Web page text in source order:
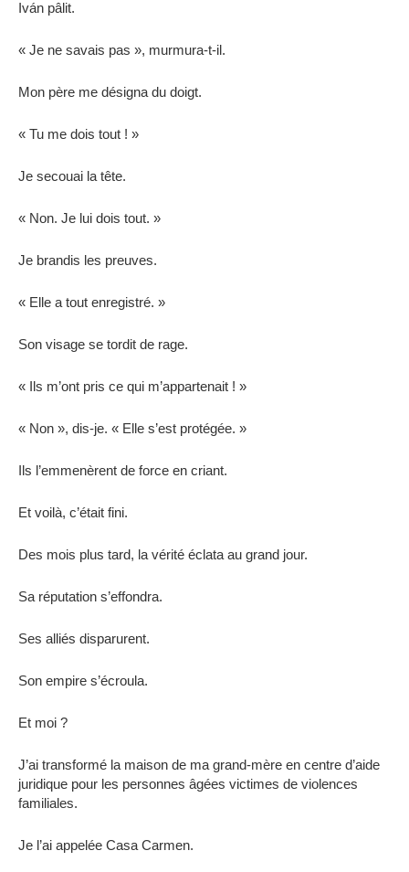
Iván pâlit.
« Je ne savais pas », murmura-t-il.
Mon père me désigna du doigt.
« Tu me dois tout ! »
Je secouai la tête.
« Non. Je lui dois tout. »
Je brandis les preuves.
« Elle a tout enregistré. »
Son visage se tordit de rage.
« Ils m’ont pris ce qui m’appartenait ! »
« Non », dis-je. « Elle s’est protégée. »
Ils l’emmenèrent de force en criant.
Et voilà, c’était fini.
Des mois plus tard, la vérité éclata au grand jour.
Sa réputation s’effondra.
Ses alliés disparurent.
Son empire s’écroula.
Et moi ?
J’ai transformé la maison de ma grand-mère en centre d’aide
juridique pour les personnes âgées victimes de violences
familiales.
Je l’ai appelée Casa Carmen.